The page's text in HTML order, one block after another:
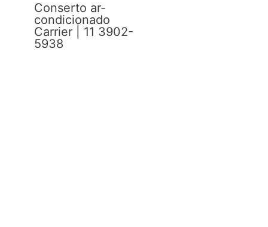
Conserto ar-
condicionado
Carrier | 11 3902-
5938